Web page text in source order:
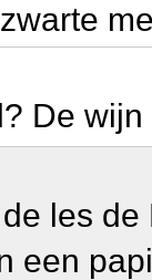
De
les
een